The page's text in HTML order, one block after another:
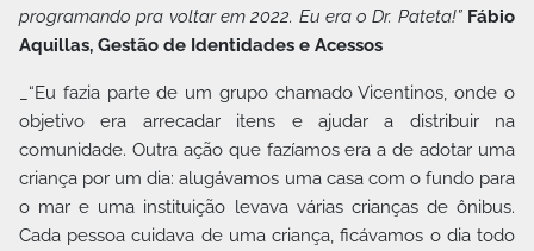
programando pra voltar em 2022. Eu era o Dr. Pateta!” Fábio
Aquillas, Gestão de Identidades e Acessos
_“Eu fazia parte de um grupo chamado Vicentinos, onde o
objetivo era arrecadar itens e ajudar a distribuir na
comunidade. Outra ação que fazíamos era a de adotar uma
criança por um dia: alugávamos uma casa com o fundo para
o mar e uma instituição levava várias crianças de ônibus.
Cada pessoa cuidava de uma criança, ficávamos o dia todo